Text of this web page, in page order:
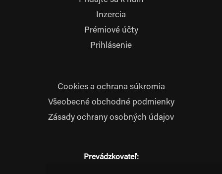
Inzercia
Prémiové účty
Prihlásenie
Cookies a ochrana súkromia
Všeobecné obchodné podmienky
Zásady ochrany osobných údajov
Prevádzkovateľ: